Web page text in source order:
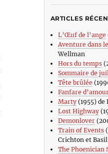
ARTICLES
L’Œuf de l’ange
Aventure dans
Wellman
Hors du temps
Sommaire de
Tête brûlée
Fanfare
Marty(1955) de
Lost Highway
Demonlover
Train of Events
Crichton et
The Phoenician